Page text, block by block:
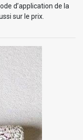
d’application de la
sur le prix.